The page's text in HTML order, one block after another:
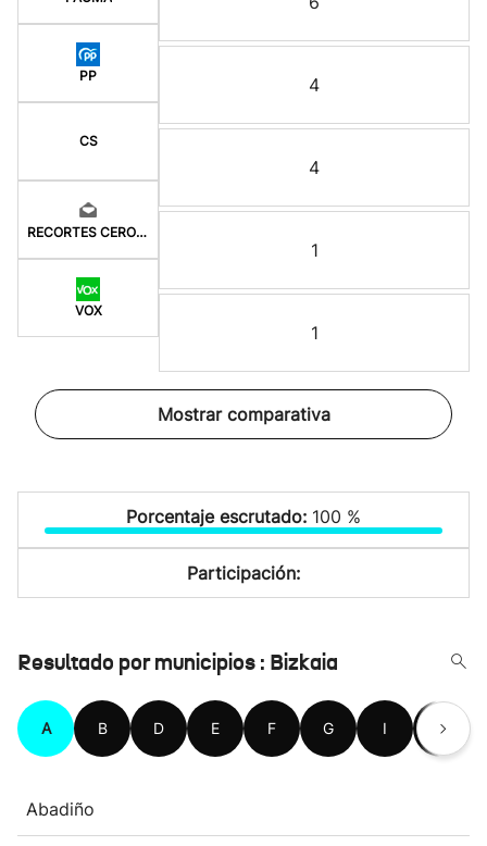
PP
CS
RECORTES CERO-GV
VOX
4
4
1
1
Mostrar comparativa
Porcentaje escrutado: 100 %
Participación:
Resultado por municipios : Bizkaia
A B D E F G I K
Abadiño